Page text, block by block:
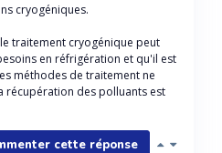
cryogéniques.
traitement cryogénique peut
en réfrigération et qu'il est
méthodes de traitement ne
récupération des polluants est
cette réponse